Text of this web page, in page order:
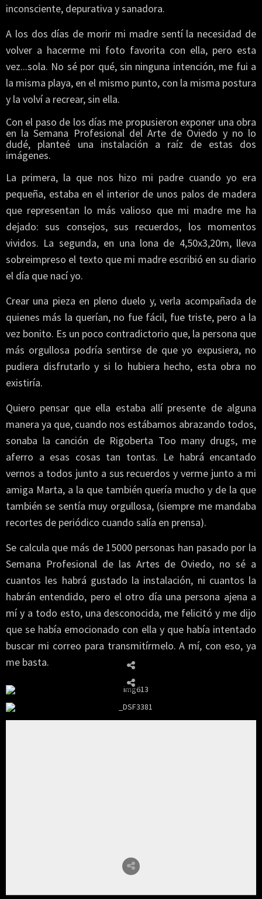
inconsciente, depurativa y sanadora.
A los dos días de morir mi madre sentí la necesidad de
volver a hacerme mi foto favorita con ella, pero esta
vez...sola. No sé por qué, sin ninguna intención, me fui a
la misma playa, en el mismo punto, con la misma postura
y la volví a recrear, sin ella.
Con el paso de los días me propusieron exponer una obra
en la Semana Profesional del Arte de Oviedo y no lo
dudé, planteé una instalación a raíz de estas dos
imágenes.
La primera, la que nos hizo mi padre cuando yo era
pequeña, estaba en el interior de unos palos de madera
que representan lo más valioso que mi madre me ha
dejado: sus consejos, sus recuerdos, los momentos
vividos. La segunda, en una lona de 4,50x3,20m, lleva
sobreimpreso el texto que mi madre escribió en su diario
el día que nací yo.
Crear una pieza en pleno duelo y, verla acompañada de
quienes más la querían, no fue fácil, fue triste, pero a la
vez bonito. Es un poco contradictorio que, la persona que
más orgullosa podría sentirse de que yo expusiera, no
pudiera disfrutarlo y si lo hubiera hecho, esta obra no
existiría.
Quiero pensar que ella estaba allí presente de alguna
manera ya que, cuando nos estábamos abrazando todos,
sonaba la canción de Rigoberta Too many drugs, me
aferro a esas cosas tan tontas. Le habrá encantado
vernos a todos junto a sus recuerdos y verme junto a mi
amiga Marta, a la que también quería mucho y de la que
también se sentía muy orgullosa, (siempre me mandaba
recortes de periódico cuando salía en prensa).
Se calcula que más de 15000 personas han pasado por la
Semana Profesional de las Artes de Oviedo, no sé a
cuantos les habrá gustado la instalación, ni cuantos la
habrán entendido, pero el otro día una persona ajena a
mí y a todo esto, una desconocida, me felicitó y me dijo
que se había emocionado con ella y que había intentado
buscar mi correo para transmitírmelo. A mí, con eso, ya
me basta.